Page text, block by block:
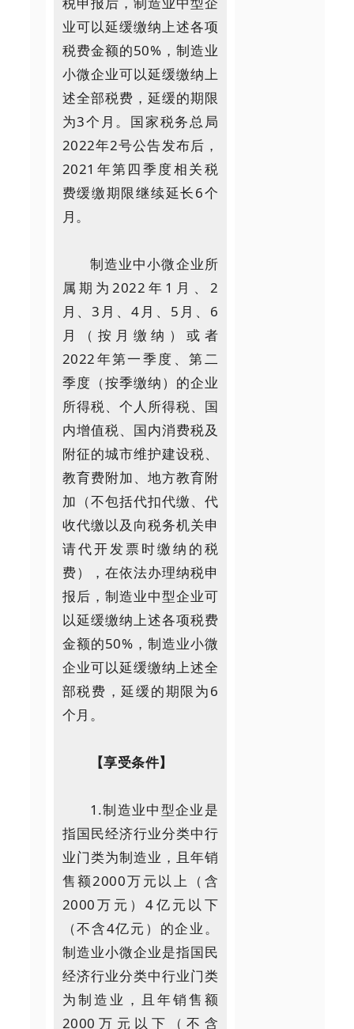
业可以延缓缴纳上述各项
税费金额的50%，制造业
小微企业可以延缓缴纳上
述全部税费，延缓的期限
为3个月。国家税务总局
2022年2号公告发布后，
2021年第四季度相关税
费缓缴期限继续延长6个
月。
制造业中小微企业所
属期为2022年1月、2
月、3月、4月、5月、6
月（按月缴纳）或者
2022年第一季度、第二
季度（按季缴纳）的企业
所得税、个人所得税、国
内增值税、国内消费税及
附征的城市维护建设税、
教育费附加、地方教育附
加（不包括代扣代缴、代
收代缴以及向税务机关申
请代开发票时缴纳的税
费），在依法办理纳税申
报后，制造业中型企业可
以延缓缴纳上述各项税费
金额的50%，制造业小微
企业可以延缓缴纳上述全
部税费，延缓的期限为6
个月。
【享受条件】
1.制造业中型企业是
指国民经济行业分类中行
业门类为制造业，且年销
售额2000万元以上（含
2000万元）4亿元以下
（不含4亿元）的企业。
制造业小微企业是指国民
经济行业分类中行业门类
为制造业，且年销售额
2000万元以下（不含